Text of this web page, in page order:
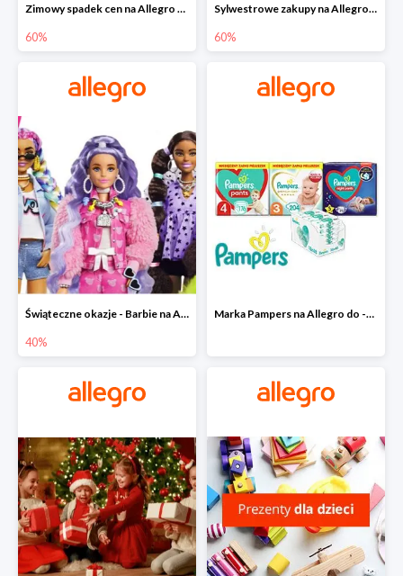
Zimowy spadek cen na Allegro - lalki Barbie do -60%
60%
Sylwestrowe zakupy na Allegro do -60%
60%
Świąteczne okazje - Barbie na Allegro do -40%
40%
Marka Pampers na Allegro do -35%